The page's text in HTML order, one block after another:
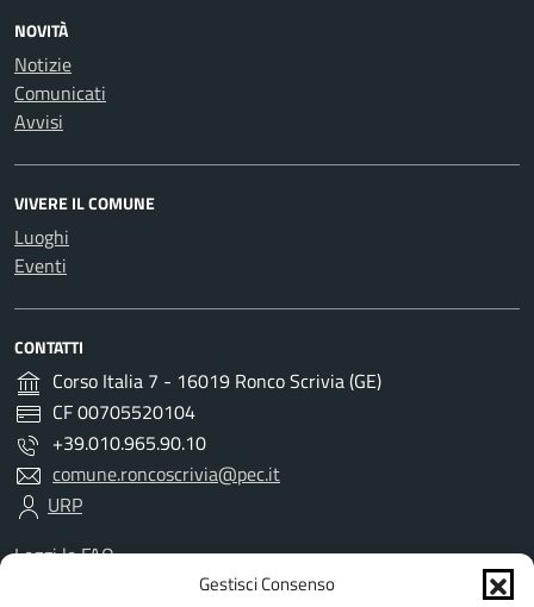
Gestisci Consenso
NOVITÀ
Notizie
Comunicati
Avvisi
VIVERE IL COMUNE
Luoghi
Eventi
CONTATTI
Corso Italia 7 - 16019 Ronco Scrivia (GE)
CF 00705520104
+39.010.965.90.10
comune.roncoscrivia@pec.it
URP
Leggi le FAQ
Prenotazione appuntamento